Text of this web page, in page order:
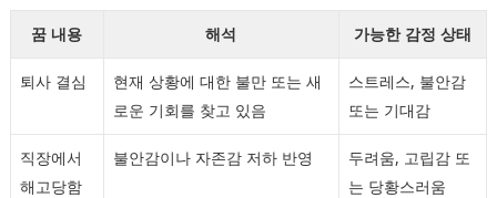
꿈 내용 해석 가능한 감정 상태
퇴사 결심
현재 상황에 대한 불만 또는 새
로운 기회를 찾고 있음
스트레스, 불안감
또는 기대감
직장에서
해고당함
불안감이나 자존감 저하 반영
두려움, 고립감 또
는 당황스러움